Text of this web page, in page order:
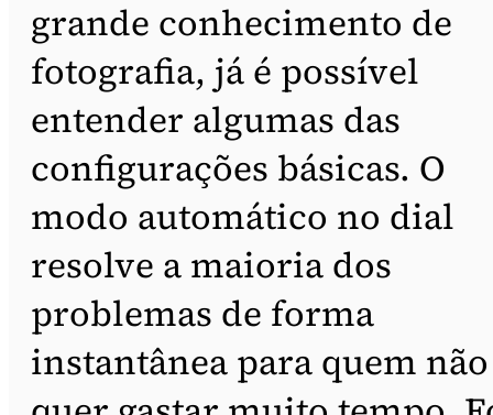
grande conhecimento de
fotografia, já é possível
entender algumas das
configurações básicas. O
modo automático no dial
resolve a maioria dos
problemas de forma
instantânea para quem não